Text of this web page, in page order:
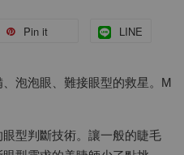
Pin it LINE
泡泡眼、難接眼型的救星。M
型判斷技術。讓一般的睫毛